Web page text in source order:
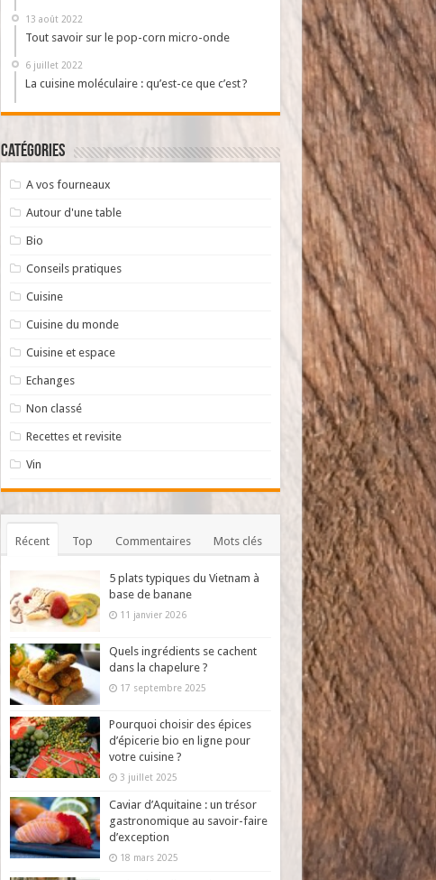
13 août 2022
Tout savoir sur le pop-corn micro-onde
6 juillet 2022
La cuisine moléculaire : qu’est-ce que c’est ?
Catégories
A vos fourneaux
Autour d'une table
Bio
Conseils pratiques
Cuisine
Cuisine du monde
Cuisine et espace
Echanges
Non classé
Recettes et revisite
Vin
Récent Top Commentaires Mots clés
5 plats typiques du Vietnam à
base de banane
11 janvier 2026
Quels ingrédients se cachent
dans la chapelure ?
17 septembre 2025
Pourquoi choisir des épices
d’épicerie bio en ligne pour
votre cuisine ?
3 juillet 2025
Caviar d’Aquitaine : un trésor
gastronomique au savoir-faire
d’exception
18 mars 2025